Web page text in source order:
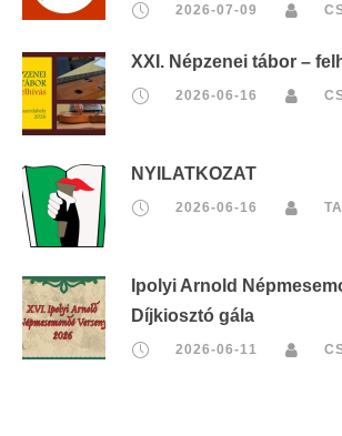
2026-07-09
XXI. Népzenei tábor –
2026-06-16
NYILATKOZAT
2026-06-16
Ipolyi Arnold
Díjkiosztó gála
2026-06-11